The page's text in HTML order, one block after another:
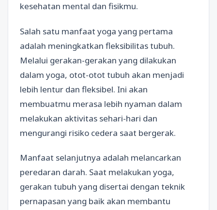
kesehatan mental dan fisikmu.
Salah satu manfaat yoga yang pertama
adalah meningkatkan fleksibilitas tubuh.
Melalui gerakan-gerakan yang dilakukan
dalam yoga, otot-otot tubuh akan menjadi
lebih lentur dan fleksibel. Ini akan
membuatmu merasa lebih nyaman dalam
melakukan aktivitas sehari-hari dan
mengurangi risiko cedera saat bergerak.
Manfaat selanjutnya adalah melancarkan
peredaran darah. Saat melakukan yoga,
gerakan tubuh yang disertai dengan teknik
pernapasan yang baik akan membantu